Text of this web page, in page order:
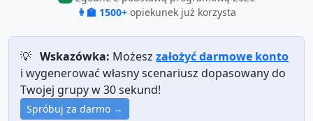
👩‍🏫 1500+ opiekunek już korzysta
💡 Wskazówka: Możesz założyć darmowe konto
i wygenerować własny scenariusz dopasowany do
Twojej grupy w 30 sekund!
Spróbuj za darmo →